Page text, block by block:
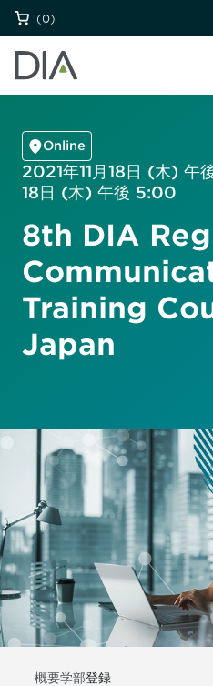
(0)
Online
2021年11月18日 (木) 午
18日 (木) 午後 5:00
8th DIA
Training
Japan
概要学部登録